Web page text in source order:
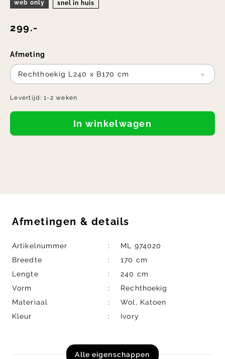
web only snel in huis
299.-
Afmeting
Rechthoekig L240 x B170 cm
Levertijd:1-2 weken
In winkelwagen
Afmetingen & details
Artikelnummer
ML 974020
Breedte
170 cm
Lengte
240 cm
Vorm
Rechthoekig
Materiaal
Wol, Katoen
Kleur
Ivory
Alle eigenschappen